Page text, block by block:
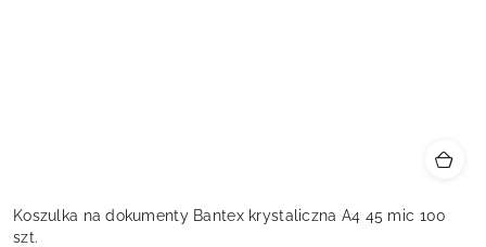
Koszulka na dokumenty Bantex krystaliczna A4 45 mic 100
szt.